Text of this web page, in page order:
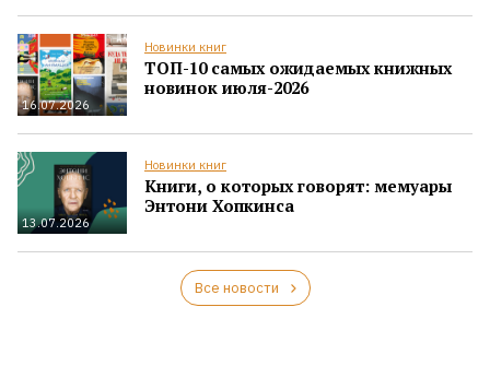
16.07.2026
Новинки книг
ТОП-10 самых ожидаемых книжных
новинок июля-2026
13.07.2026
Новинки книг
Книги, о которых говорят: мемуары
Энтони Хопкинса
Все новости